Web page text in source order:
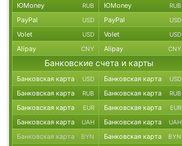
ЮMoney RUB ЮMoney RUB
PayPal USD PayPal USD
Volet USD Volet USD
Alipay CNY Alipay CNY
Банковские счета и карты
Банковская карта USD Банковская карта USD
Банковская карта RUB Банковская карта RUB
Банковская карта EUR Банковская карта EUR
Банковская карта UAH Банковская карта UAH
Банковская карта BYN Банковская карта BYN